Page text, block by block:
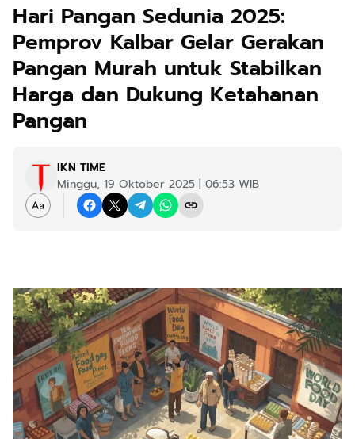
Hari Pangan Sedunia 2025:
Pemprov Kalbar Gelar Gerakan
Pangan Murah untuk Stabilkan
Harga dan Dukung Ketahanan
Pangan
IKN TIME
Minggu, 19 Oktober 2025 | 06:53 WIB